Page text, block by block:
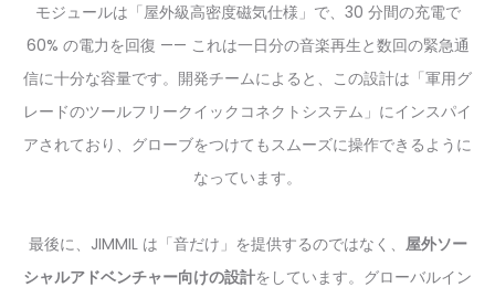
モジュールは「屋外級高密度磁気仕様」で、30 分間の充電で
60% の電力を回復 —— これは一日分の音楽再生と数回の緊急通
信に十分な容量です。開発チームによると、この設計は「軍用グ
レードのツールフリークイックコネクトシステム」にインスパイ
アされており、グローブをつけてもスムーズに操作できるように
なっています。
最後に、JIMMIL は「音だけ」を提供するのではなく、 屋外ソー
シャルアドベンチャー向けの設計をしています。グローバルイン